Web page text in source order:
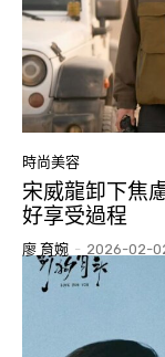
時尚美容
宋威龍卸下焦
好享受過程
廖 育婉 - 2026-02-